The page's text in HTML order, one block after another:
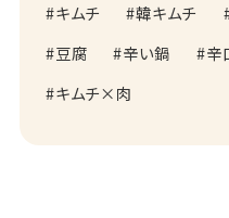
キムチ 韓キムチ
豆腐
辛い鍋 辛
キムチ×肉